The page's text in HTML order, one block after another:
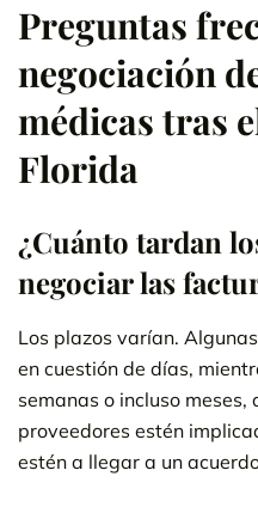
Preguntas
negociación
médicas tras
Florida
¿Cuánto tardan
negociar las
Los plazos varían.
en cuestión de días,
semanas o incluso
proveedores estén
estén a llegar a un